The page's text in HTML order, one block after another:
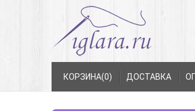
КОРЗИНА(0) ДОСТАВКА